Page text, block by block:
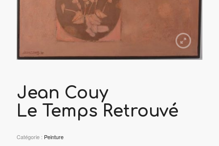
Jean Couy
Le Temps Retrouvé
Catégorie : Peinture